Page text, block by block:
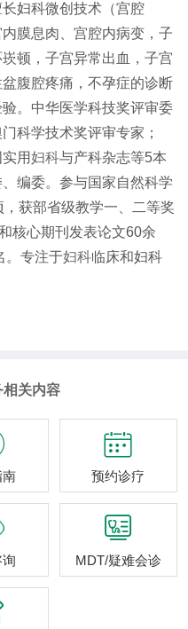
妇科微创技术（宫腔
膜息肉、宫腔内病变，子
顿，子宫异常出血，子宫
腹腔疼痛，不孕症的诊断
。中华医学科技奖评审委
科学技术奖评审专家；
用妇科与产科杂志等5本
编委。参与国家自然科学
获部省级教学一、二等奖
核心期刊发表论文60余
。专注于妇科临床和妇科
相关内容
南

预约诊疗

MDT/疑难会诊